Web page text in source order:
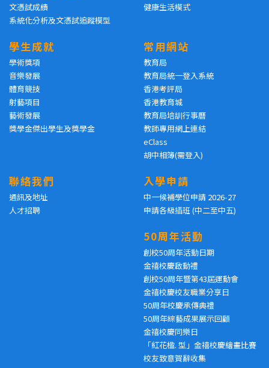
文憑試成績
系統化分析及文憑試追蹤模型
健康生活模式
學生成就
學術獎項
音樂發展
體育競技
射藝項目
藝術發展
獎學金傑出學生及獎學金
常用網站
教育局
教育局統一登入系統
香港考評局
香港教育城
教育局培訓行事曆
教師專用網上連結
eClass
胡中相簿(需登入)
聯絡我們
通訊及地址
人才招聘
入學申請
中一候補學位申請 2026-27
申請各級插班 (中二至中五)
50周年活動
創校50周年活動日期
金禧校慶啟動禮
創校50周年暨第43屆運動會
金禧校慶校友職業分享日
50周年校慶承傳典禮
50周年綜藝成果展示回顧
金禧校慶同樂日
「紅花楹. 型」金禧校慶繪畫比賽
校友致意賀辭收集